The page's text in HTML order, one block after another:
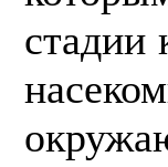
стадии